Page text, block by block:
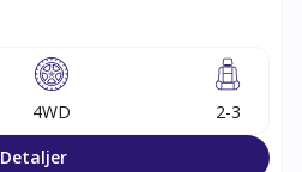
4WD
2-3
Detaljer